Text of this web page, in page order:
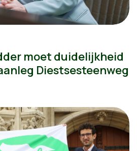
moet duidelijkheid
Diestsesteenweg